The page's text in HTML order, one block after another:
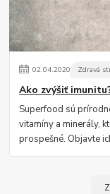
02.04.2020 Zdravá
Ako zvýšiť
Superfood sú
vitamíny a minerály,
prospešné. Objavte